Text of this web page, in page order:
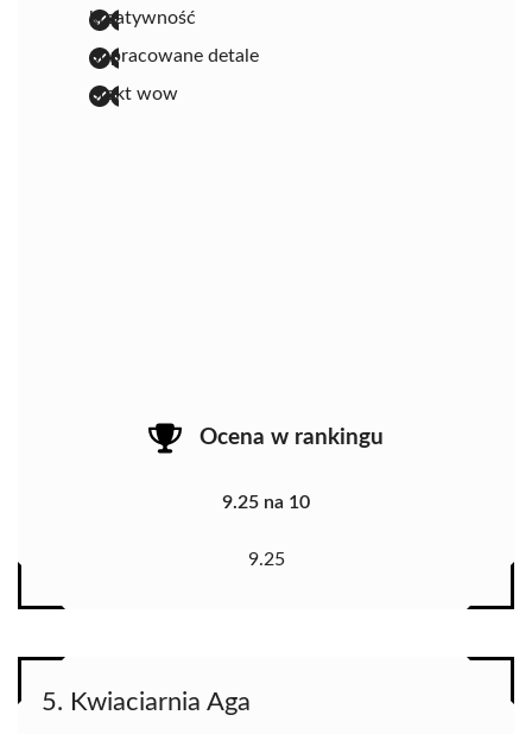
kreatywność
dopracowane detale
efekt wow
Ocena w rankingu
9.25 na 10
9.25
5. Kwiaciarnia Aga